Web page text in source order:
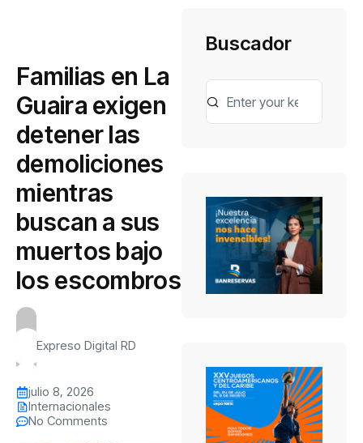
Familias en La
Guaira exigen
detener las
demoliciones
mientras
buscan a sus
muertos bajo
los escombros
Expreso Digital RD
julio 8, 2026
Internacionales
No Comments
Buscador